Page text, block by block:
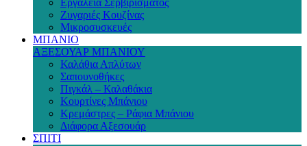
Εργαλεία Σερβιρίσματος
Ζυγαριές Κουζίνας
Μικροσυσκευές
ΜΠΑΝΙΟ
ΑΞΕΣΟΥΑΡ ΜΠΑΝΙΟΥ
Καλάθια Απλύτων
Σαπουνοθήκες
Πιγκάλ – Καλαθάκια
Κουρτίνες Μπάνιου
Κρεμάστρες – Ράφια Μπάνιου
Διάφορα Αξεσουάρ
ΣΠΙΤΙ